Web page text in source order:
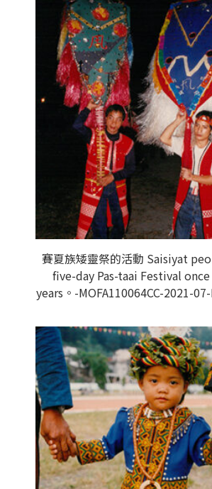
賽夏族矮靈祭的活動 Saisiyat
five-day Pas-taai Festival
years。-MOFA110064CC-2021-